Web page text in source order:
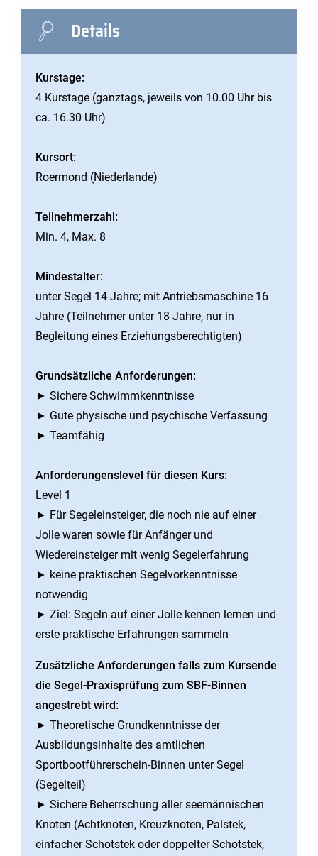
Details
Kurstage:
4 Kurstage (ganztags, jeweils von 10.00 Uhr bis
ca. 16.30 Uhr)
Kursort:
Roermond (Niederlande)
Teilnehmerzahl:
Min. 4, Max. 8
Mindestalter:
unter Segel 14 Jahre; mit Antriebsmaschine 16
Jahre (Teilnehmer unter 18 Jahre, nur in
Begleitung eines Erziehungsberechtigten)
Grundsätzliche Anforderungen:
► Sichere Schwimmkenntnisse
► Gute physische und psychische Verfassung
► Teamfähig
Anforderungenslevel für diesen Kurs:
Level 1
► Für Segeleinsteiger, die noch nie auf einer
Jolle waren sowie für Anfänger und
Wiedereinsteiger mit wenig Segelerfahrung
► keine praktischen Segelvorkenntnisse
notwendig
► Ziel: Segeln auf einer Jolle kennen lernen und
erste praktische Erfahrungen sammeln
Zusätzliche Anforderungen falls zum Kursende
die Segel-Praxisprüfung zum SBF-Binnen
angestrebt wird:
► Theoretische Grundkenntnisse der
Ausbildungsinhalte des amtlichen
Sportbootführerschein-Binnen unter Segel
(Segelteil)
► Sichere Beherrschung aller seemännischen
Knoten (Achtknoten, Kreuzknoten, Palstek,
einfacher Schotstek oder doppelter Schotstek,